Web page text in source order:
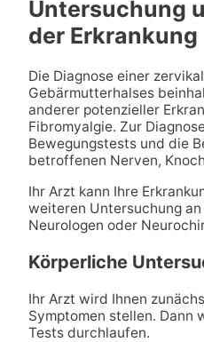
Untersuchung
der Erkrankung
Die Diagnose einer
Gebärmutterhalses
anderer potenzieller
Fibromyalgie. Zur
Bewegungstests und die
betroffenen Nerven,
Ihr Arzt kann Ihre
weiteren Untersuchung
Neurologen oder
Körperliche
Ihr Arzt wird Ihnen
Symptomen stellen. Dann
Tests durchlaufen.